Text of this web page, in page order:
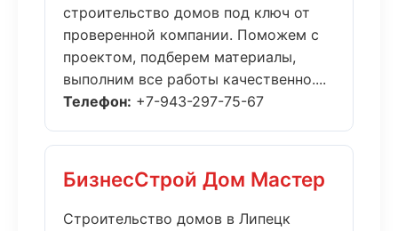
строительство домов под ключ от
проверенной компании. Поможем с
проектом, подберем материалы,
выполним все работы качественно....
Телефон: +7-943-297-75-67
БизнесСтрой Дом Мастер
Строительство домов в Липецк